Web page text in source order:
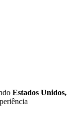
Estados Unidos,